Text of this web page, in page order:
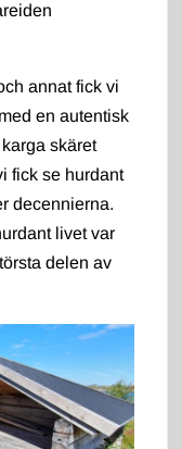
annat fick vi
en autentisk
skäret
fick se hurdant
decennierna.
livet var
delen av